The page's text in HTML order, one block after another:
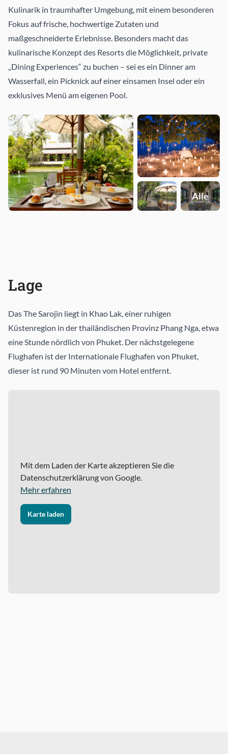
Kulinarik in traumhafter Umgebung, mit einem besonderen
Fokus auf frische, hochwertige Zutaten und
maßgeschneiderte Erlebnisse. Besonders macht das
kulinarische Konzept des Resorts die Möglichkeit, private
„Dining Experiences“ zu buchen – sei es ein Dinner am
Wasserfall, ein Picknick auf einer einsamen Insel oder ein
exklusives Menü am eigenen Pool.
Alle
Lage
Das The Sarojin liegt in Khao Lak, einer ruhigen
Küstenregion in der thailändischen Provinz Phang Nga, etwa
eine Stunde nördlich von Phuket. Der nächstgelegene
Flughafen ist der Internationale Flughafen von Phuket,
dieser ist rund 90 Minuten vom Hotel entfernt.
Mit dem Laden der Karte akzeptieren Sie die
Datenschutzerklärung von Google.
Mehr erfahren
Karte laden